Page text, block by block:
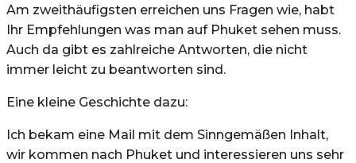
Am zweithäufigsten erreichen uns Fragen wie, habt
Ihr Empfehlungen was man auf Phuket sehen muss.
Auch da gibt es zahlreiche Antworten, die nicht
immer leicht zu beantworten sind.
Eine kleine Geschichte dazu:
Ich bekam eine Mail mit dem Sinngemäßen Inhalt,
wir kommen nach Phuket und interessieren uns sehr